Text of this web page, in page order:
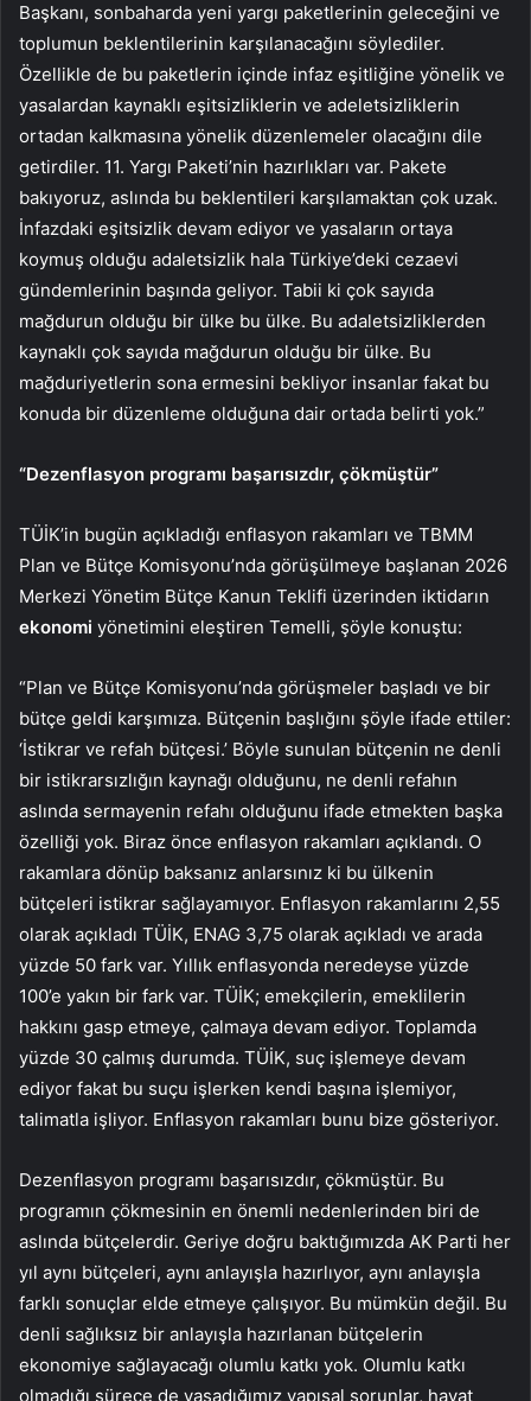
Başkanı, sonbaharda yeni yargı paketlerinin geleceğini ve
toplumun beklentilerinin karşılanacağını söylediler.
Özellikle de bu paketlerin içinde infaz eşitliğine yönelik ve
yasalardan kaynaklı eşitsizliklerin ve adeletsizliklerin
ortadan kalkmasına yönelik düzenlemeler olacağını dile
getirdiler. 11. Yargı Paketi’nin hazırlıkları var. Pakete
bakıyoruz, aslında bu beklentileri karşılamaktan çok uzak.
İnfazdaki eşitsizlik devam ediyor ve yasaların ortaya
koymuş olduğu adaletsizlik hala Türkiye’deki cezaevi
gündemlerinin başında geliyor. Tabii ki çok sayıda
mağdurun olduğu bir ülke bu ülke. Bu adaletsizliklerden
kaynaklı çok sayıda mağdurun olduğu bir ülke. Bu
mağduriyetlerin sona ermesini bekliyor insanlar fakat bu
konuda bir düzenleme olduğuna dair ortada belirti yok.”
“Dezenflasyon programı başarısızdır, çökmüştür”
TÜİK’in bugün açıkladığı enflasyon rakamları ve TBMM
Plan ve Bütçe Komisyonu’nda görüşülmeye başlanan 2026
Merkezi Yönetim Bütçe Kanun Teklifi üzerinden iktidarın
ekonomi yönetimini eleştiren Temelli, şöyle konuştu:
“Plan ve Bütçe Komisyonu’nda görüşmeler başladı ve bir
bütçe geldi karşımıza. Bütçenin başlığını şöyle ifade ettiler:
‘İstikrar ve refah bütçesi.’ Böyle sunulan bütçenin ne denli
bir istikrarsızlığın kaynağı olduğunu, ne denli refahın
aslında sermayenin refahı olduğunu ifade etmekten başka
özelliği yok. Biraz önce enflasyon rakamları açıklandı. O
rakamlara dönüp baksanız anlarsınız ki bu ülkenin
bütçeleri istikrar sağlayamıyor. Enflasyon rakamlarını 2,55
olarak açıkladı TÜİK, ENAG 3,75 olarak açıkladı ve arada
yüzde 50 fark var. Yıllık enflasyonda neredeyse yüzde
100’e yakın bir fark var. TÜİK; emekçilerin, emeklilerin
hakkını gasp etmeye, çalmaya devam ediyor. Toplamda
yüzde 30 çalmış durumda. TÜİK, suç işlemeye devam
ediyor fakat bu suçu işlerken kendi başına işlemiyor,
talimatla işliyor. Enflasyon rakamları bunu bize gösteriyor.
Dezenflasyon programı başarısızdır, çökmüştür. Bu
programın çökmesinin en önemli nedenlerinden biri de
aslında bütçelerdir. Geriye doğru baktığımızda AK Parti her
yıl aynı bütçeleri, aynı anlayışla hazırlıyor, aynı anlayışla
farklı sonuçlar elde etmeye çalışıyor. Bu mümkün değil. Bu
denli sağlıksız bir anlayışla hazırlanan bütçelerin
ekonomiye sağlayacağı olumlu katkı yok. Olumlu katkı
olmadığı sürece de yaşadığımız yapısal sorunlar, hayat